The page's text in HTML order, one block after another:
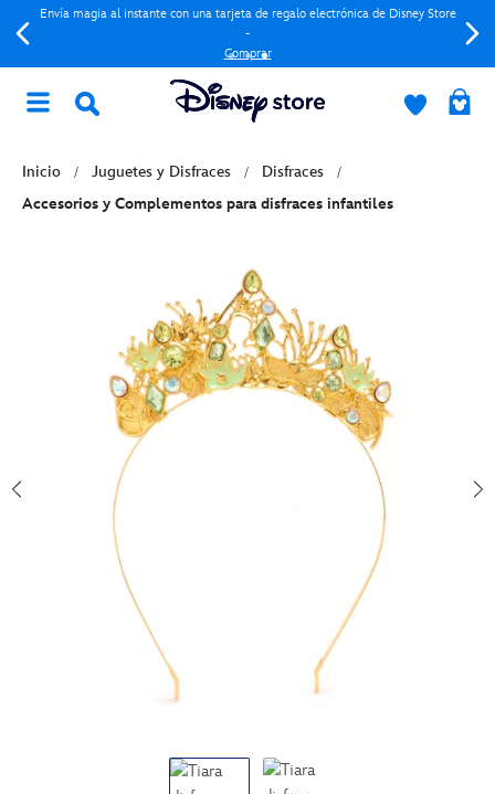
Envía magia al instante con una tarjeta de regalo electrónica de Disney Store
-
Comprar
Inicio Juguetes y Disfraces
Disfraces
Accesorios y Complementos para disfraces infantiles